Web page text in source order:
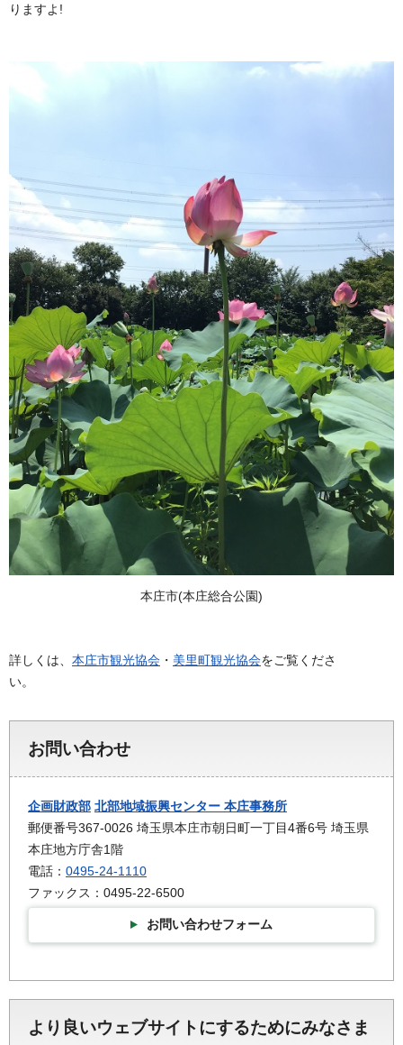
りますよ!
本庄市(本庄総合公園)
詳しくは、 本庄市観光協会 ・ 美里町観光協会をご覧くださ
い
お問い合わせ
企画財政部 北部地域振興センター 本庄事務所
郵便番号367-0026 埼玉県本庄市朝日町一丁目4番6号 埼玉県
本庄地方庁舎1階
電話： 0495-24-1110
ファックス：0495-22-6500
お問い合わせフォーム
より良いウェブサイトにするためにみなさま